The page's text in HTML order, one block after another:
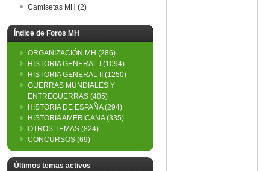
Camisetas MH (2)
Índice de Foros MH
ORGANIZACIÓN MH (286)
HISTORIA GENERAL I (1094)
HISTORIA GENERAL II (1250)
GUERRAS MUNDIALES Y
ENTREGUERRAS (405)
HISTORIA DE ESPAÑA(294)
HISTORIA AMERICANA(335)
OTROS TEMAS (824)
CONCURSOS (69)
Últimos temas activos